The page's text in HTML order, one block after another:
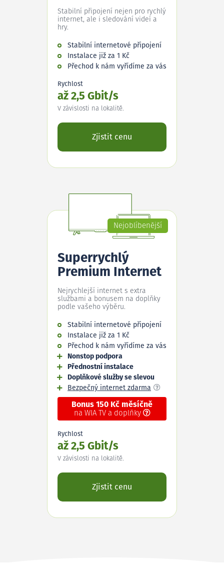
Stabilní připojení nejen pro rychlý
internet, ale i sledování videí a
hry.
Stabilní internetové připojení
Instalace již za 1 Kč
Přechod k nám vyřídíme za vás
Rychlost
až 2,5 Gbit/s
V závislosti na lokalitě.
Zjistit cenu
Nejoblíbenější
Superrychlý
Premium Internet
Nejrychlejší internet s extra
službami a bonusem na doplňky
podle vašeho výběru.
Stabilní internetové připojení
Instalace již za 1 Kč
Přechod k nám vyřídíme za vás
Nonstop podpora
Přednostní instalace
Doplňkové služby se slevou
Bezpečný internet zdarma
Bonus 150 Kč měsíčně
na WIA TV a doplňky
Rychlost
až 2,5 Gbit/s
V závislosti na lokalitě.
Zjistit cenu